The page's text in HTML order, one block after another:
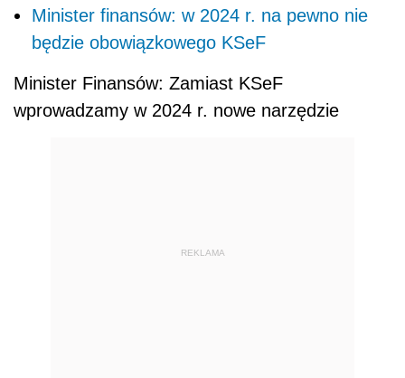
Minister finansów: w 2024 r. na pewno nie
będzie obowiązkowego KSeF
Minister Finansów: Zamiast KSeF
wprowadzamy w 2024 r. nowe narzędzie
REKLAMA